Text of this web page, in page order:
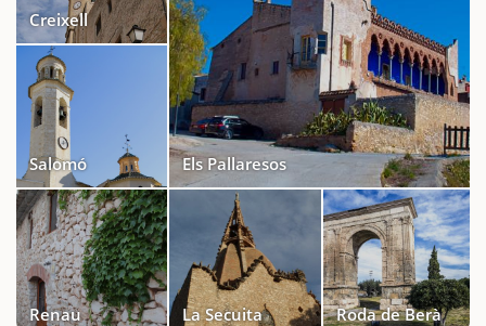
Creixell
Salomó Els Pallaresos
Renau La Secuita Roda de Berà